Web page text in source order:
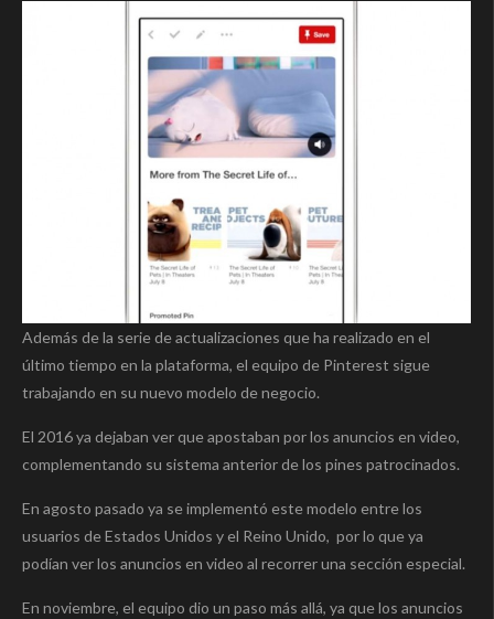
Además de la serie de actualizaciones que ha realizado en el
último tiempo en la plataforma, el equipo de Pinterest sigue
trabajando en su nuevo modelo de negocio.
El 2016 ya dejaban ver que apostaban por los anuncios en video,
complementando su sistema anterior de los pines patrocinados.
En agosto pasado ya se implementó este modelo entre los
usuarios de Estados Unidos y el Reino Unido, por lo que ya
podían ver los anuncios en video al recorrer una sección especial.
En noviembre, el equipo dio un paso más allá, ya que los anuncios